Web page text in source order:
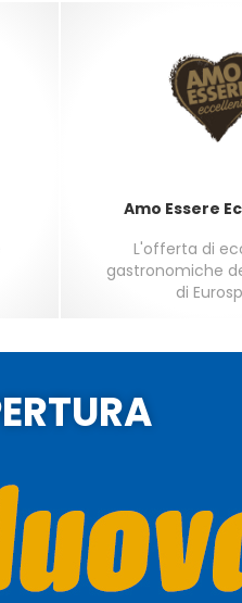
Amo Essere
L'offerta di
gastronomiche
di